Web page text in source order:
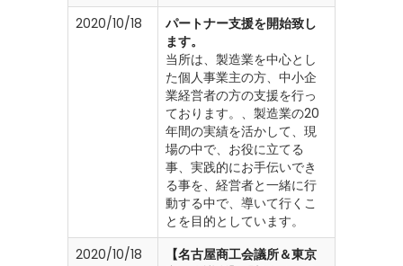
2020/10/18
パートナー支援を開始致し
ます。
当所は、製造業を中心とし
た個人事業主の方、中小企
業経営者の方の支援を行っ
ております。、製造業の20
年間の実績を活かして、現
場の中で、お役に立てる
事、実践的にお手伝いでき
る事を、経営者と一緒に行
動する中で、導いて行くこ
とを目的としています。
2020/10/18
【名古屋商工会議所＆東京